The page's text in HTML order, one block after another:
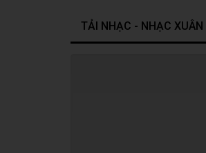
TẢI NHẠC - NHẠC